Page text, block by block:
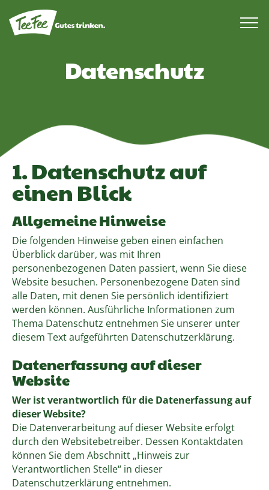
Datenschutz
1. Datenschutz auf
einen Blick
Allgemeine Hinweise
Die folgenden Hinweise geben einen einfachen
Überblick darüber, was mit Ihren
personenbezogenen Daten passiert, wenn Sie diese
Website besuchen. Personenbezogene Daten sind
alle Daten, mit denen Sie persönlich identifiziert
werden können. Ausführliche Informationen zum
Thema Datenschutz entnehmen Sie unserer unter
diesem Text aufgeführten Datenschutzerklärung.
Datenerfassung auf dieser
Website
Wer ist verantwortlich für die Datenerfassung auf
dieser Website?
Die Datenverarbeitung auf dieser Website erfolgt
durch den Websitebetreiber. Dessen Kontaktdaten
können Sie dem Abschnitt „Hinweis zur
Verantwortlichen Stelle“ in dieser
Datenschutzerklärung entnehmen.